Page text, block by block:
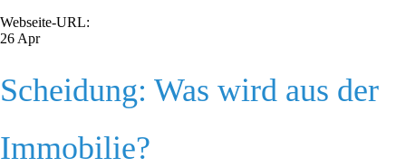
Webseite-URL:
26 Apr
Scheidung: Was wird aus der
Immobilie?